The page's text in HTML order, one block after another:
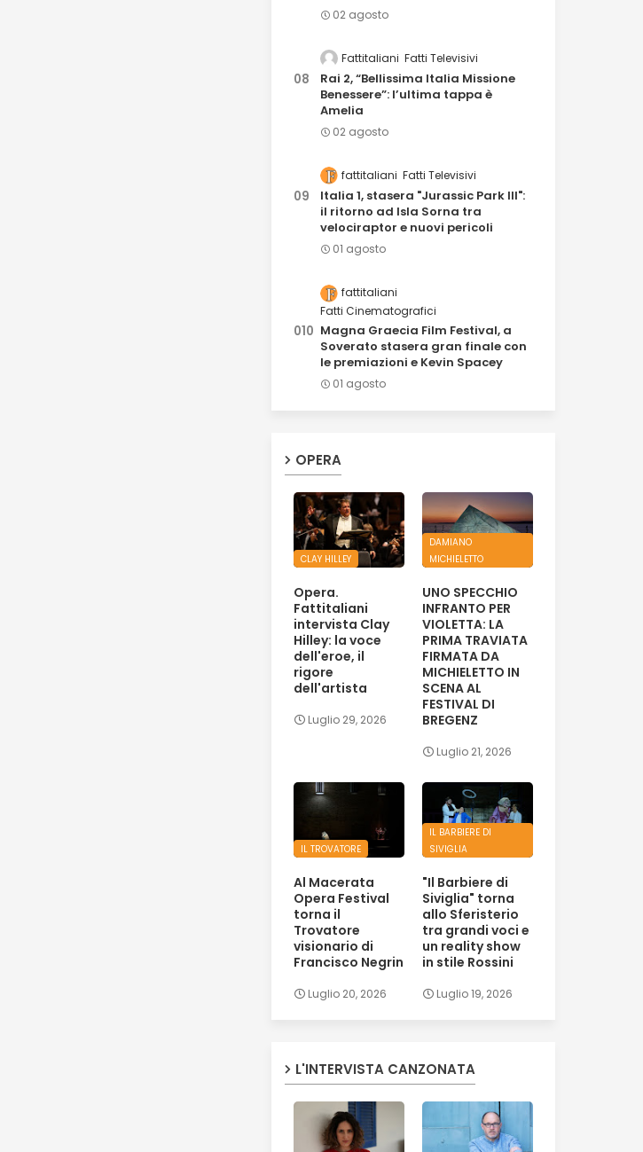
02 agosto
Fattitaliani Fatti Televisivi
Rai 2, “Bellissima Italia Missione
Benessere”: l’ultima tappa è
Amelia
02 agosto
fattitaliani Fatti Televisivi
Italia 1, stasera "Jurassic Park III":
il ritorno ad Isla Sorna tra
velociraptor e nuovi pericoli
01 agosto
fattitaliani
Fatti Cinematografici
Magna Graecia Film Festival, a
Soverato stasera gran finale con
le premiazioni e Kevin Spacey
01 agosto
OPERA
CLAY HILLEY
Opera.
Fattitaliani
intervista Clay
Hilley: la voce
dell'eroe, il
rigore
dell'artista
Luglio 29, 2026
DAMIANO
MICHIELETTO
UNO SPECCHIO
INFRANTO PER
VIOLETTA: LA
PRIMA TRAVIATA
FIRMATA DA
MICHIELETTO IN
SCENA AL
FESTIVAL DI
BREGENZ
Luglio 21, 2026
IL TROVATORE
Al Macerata
Opera Festival
torna il
Trovatore
visionario di
Francisco Negrin
Luglio 20, 2026
IL BARBIERE DI
SIVIGLIA
"Il Barbiere di
Siviglia" torna
allo Sferisterio
tra grandi voci e
un reality show
in stile Rossini
Luglio 19, 2026
L'INTERVISTA CANZONATA